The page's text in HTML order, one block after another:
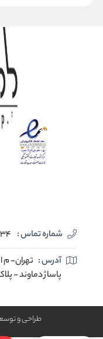
شماره تماس :
آدرس : تهران-
پاساژ دماوند - پلاک
طراحی و